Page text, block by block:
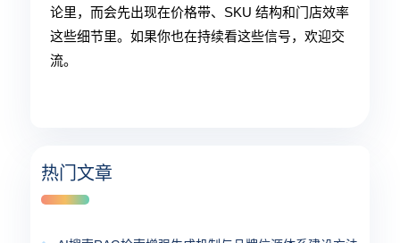
论里，而会先出现在价格带、SKU 结构和门店效率
这些细节里。如果你也在持续看这些信号，欢迎交
流。
热门文章